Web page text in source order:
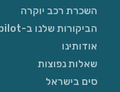
השכרת רכב יוקרה
הביקורות שלנו ב-Trustpilot
אודותינו
שאלות נפוצות
סים בישראל